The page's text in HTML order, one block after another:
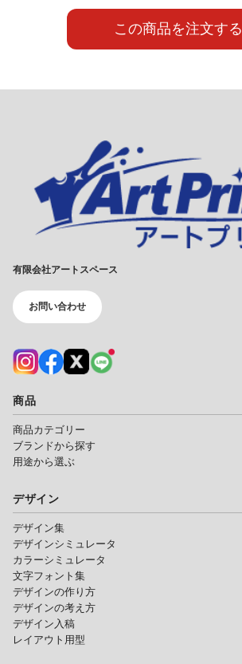
この商品を注文する
有限会社アートスペース
お問い合わせ
商品
商品カテゴリー
ブランドから探す
用途から選ぶ
デザイン
デザイン集
デザインシミュレータ
カラーシミュレータ
文字フォント集
デザインの作り方
デザインの考え方
デザイン入稿
レイアウト用型